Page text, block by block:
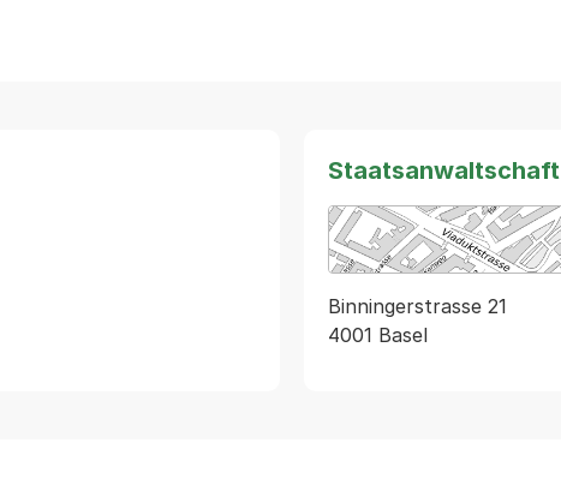
Staatsanwaltschaft
Binningerstrasse 21
4001 Basel